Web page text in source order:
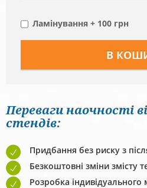
Ламінування + 100 грн
Переваги наочності
стендів:
Придбання без риску з
Безкоштовні зміни змісту
Розробка індивідуального